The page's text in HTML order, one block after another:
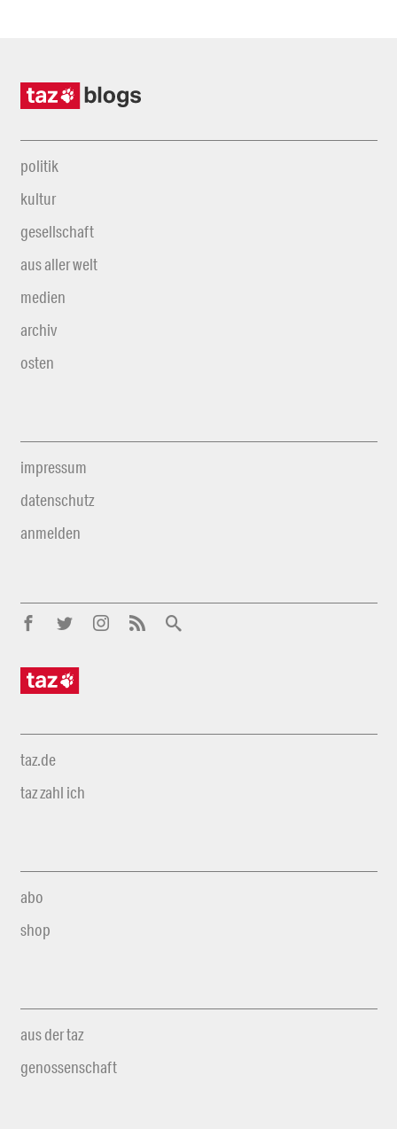
politik
kultur
gesellschaft
aus aller welt
medien
archiv
osten
impressum
datenschutz
anmelden
taz.de
taz zahl ich
abo
shop
aus der taz
genossenschaft